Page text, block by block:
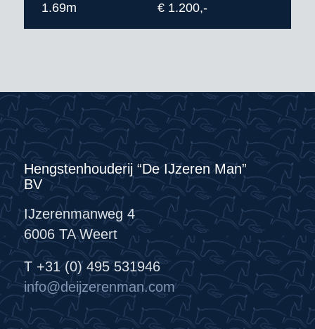
1.69m € 1.200,-
Hengstenhouderij “De IJzeren Man”
BV
IJzerenmanweg 4
6006 TA Weert
T +31 (0) 495 531946
info@deijzerenman.com